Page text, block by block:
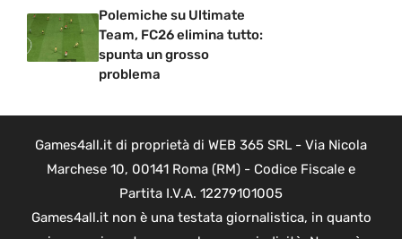
Polemiche su Ultimate
Team, FC26 elimina tutto:
spunta un grosso
problema
Games4all.it di proprietà di WEB 365 SRL - Via Nicola
Marchese 10, 00141 Roma (RM) - Codice Fiscale e
Partita I.V.A. 12279101005
Games4all.it non è una testata giornalistica, in quanto